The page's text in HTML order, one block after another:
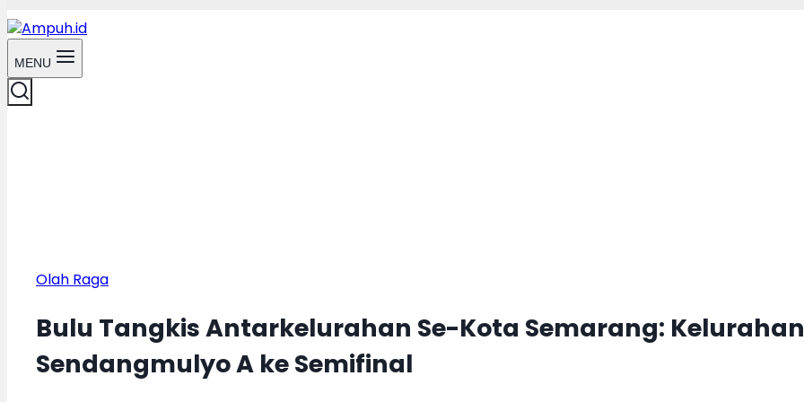
MENU
Olah Raga
Bulu Tangkis Antarkelurahan Se-Kota Semarang: Kelurahan
Sendangmulyo A ke Semifinal